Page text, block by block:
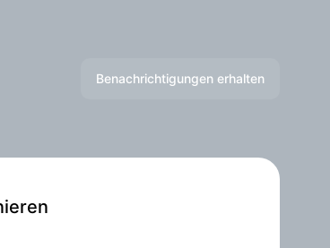
Benachrichtigungen erhalten